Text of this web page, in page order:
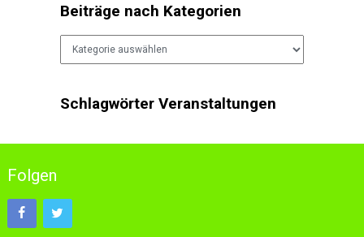
Beiträge nach Kategorien
Schlagwörter Veranstaltungen
Folgen